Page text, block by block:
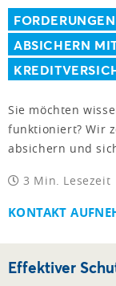
FORDERUNGEN
ABSICHERN
Sie möchten
funktioniert? Wir
absichern und
3 Min. Lesezeit
KONTAKT
Effektiver